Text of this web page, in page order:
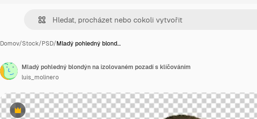
Domov/Stock/PSD/Mladý pohledný blond…
Premium
Mladý pohledný blondýn na izolovaném pozadí s klíčováním
luis_molinero